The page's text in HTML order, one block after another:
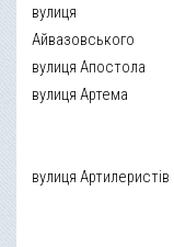
вулиця
Айвазовського
вулиця Апостола
вулиця Артема
вулиця Артилеристів